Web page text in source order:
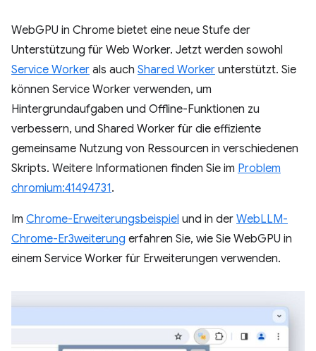
WebGPU in Chrome bietet eine neue Stufe der
Unterstützung für Web Worker. Jetzt werden sowohl
Service Worker als auch Shared Worker unterstützt. Sie
können Service Worker verwenden, um
Hintergrundaufgaben und Offline-Funktionen zu
verbessern, und Shared Worker für die effiziente
gemeinsame Nutzung von Ressourcen in verschiedenen
Skripts. Weitere Informationen finden Sie im Problem
chromium:41494731.
Im Chrome-Erweiterungsbeispiel und in der WebLLM-
Chrome-Er3weiterung erfahren Sie, wie Sie WebGPU in
einem Service Worker für Erweiterungen verwenden.